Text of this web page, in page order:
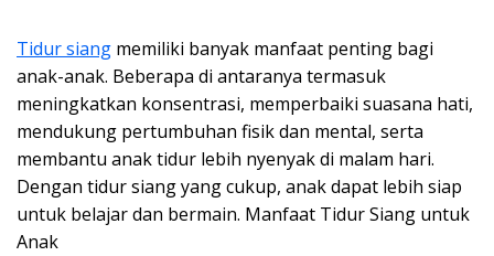
Tidur siang memiliki banyak manfaat penting bagi
anak-anak. Beberapa di antaranya termasuk
meningkatkan konsentrasi, memperbaiki suasana hati,
mendukung pertumbuhan fisik dan mental, serta
membantu anak tidur lebih nyenyak di malam hari.
Dengan tidur siang yang cukup, anak dapat lebih siap
untuk belajar dan bermain. Manfaat Tidur Siang untuk
Anak